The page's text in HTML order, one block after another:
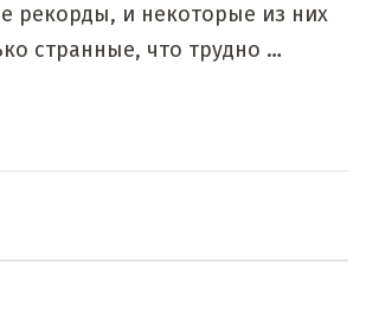
рекорды, и некоторые из них
странные, что трудно …